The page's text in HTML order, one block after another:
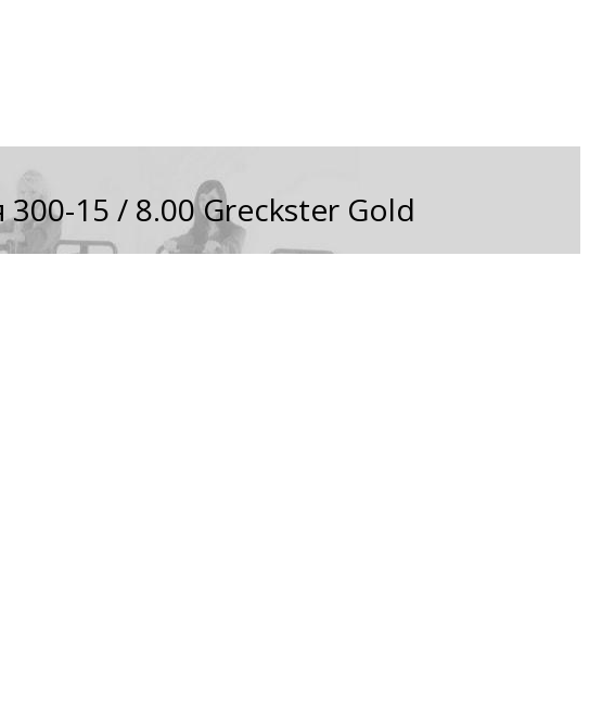
15 / 8.00 Greckster Gold